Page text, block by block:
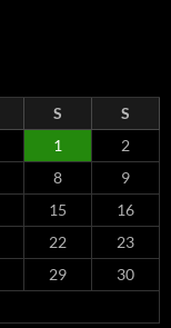
S
S
1
2
8
9
15
16
22
23
29
30